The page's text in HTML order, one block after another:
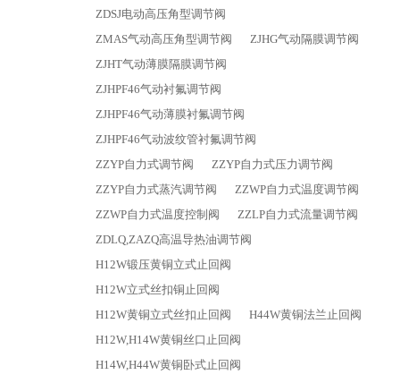
ZDSJ电动高压角型调节阀
ZMAS气动高压角型调节阀
ZJHG气动隔膜调节阀
ZJHT气动薄膜隔膜调节阀
ZJHPF46气动衬氟调节阀
ZJHPF46气动薄膜衬氟调节阀
ZJHPF46气动波纹管衬氟调节阀
ZZYP自力式调节阀
ZZYP自力式压力调节阀
ZZYP自力式蒸汽调节阀
ZZWP自力式温度调节阀
ZZWP自力式温度控制阀
ZZLP自力式流量调节阀
ZDLQ,ZAZQ高温导热油调节阀
H12W锻压黄铜立式止回阀
H12W立式丝扣铜止回阀
H12W黄铜立式丝扣止回阀
H44W黄铜法兰止回阀
H12W,H14W黄铜丝口止回阀
H14W,H44W黄铜卧式止回阀